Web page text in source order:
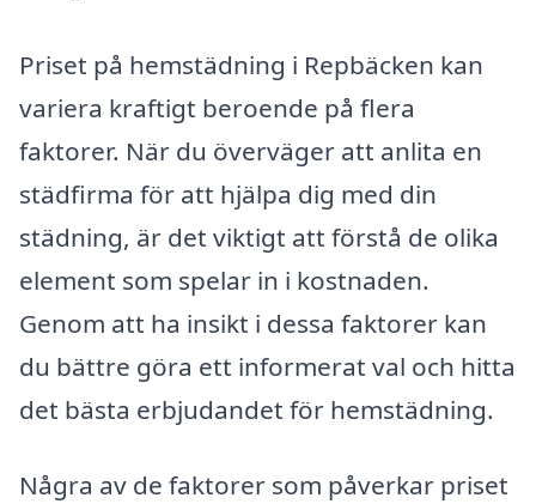
Priset på hemstädning i Repbäcken kan
variera kraftigt beroende på flera
faktorer. När du överväger att anlita en
städfirma för att hjälpa dig med din
städning, är det viktigt att förstå de olika
element som spelar in i kostnaden.
Genom att ha insikt i dessa faktorer kan
du bättre göra ett informerat val och hitta
det bästa erbjudandet för hemstädning.
Några av de faktorer som påverkar priset